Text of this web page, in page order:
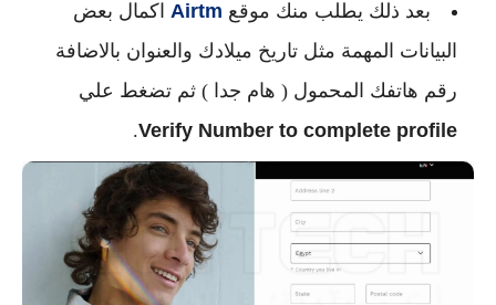
بعد ذلك يطلب منك موقع Airtm اكمال بعض
البيانات المهمة مثل تاريخ ميلادك والعنوان بالاضافة
رقم هاتفك المحمول ( هام جدا ) ثم تضغط علي
Verify Number to complete profile
.